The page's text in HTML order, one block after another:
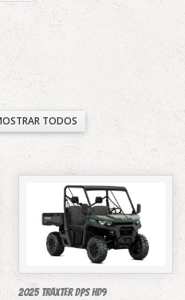
TODOS
2025 Traxter DPS HD9